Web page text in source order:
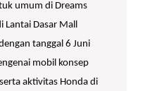
umum di Dreams
Lantai Dasar Mall
tanggal 6 Juni
mobil konsep
aktivitas Honda di